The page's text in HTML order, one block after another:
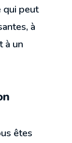
qui peut
à
à un
êtes